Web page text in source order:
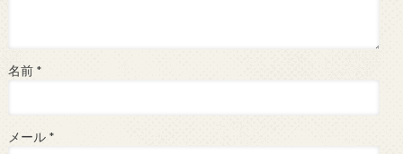
名前 *
メール *